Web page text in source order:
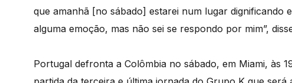
que amanhã [no sábado] estarei num lugar
alguma emoção, mas não sei se respondo por mim”,
Portugal defronta a Colômbia no sábado, em Miami, às